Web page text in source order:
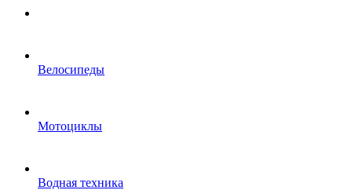
Велосипеды
Мотоциклы
Водная техника